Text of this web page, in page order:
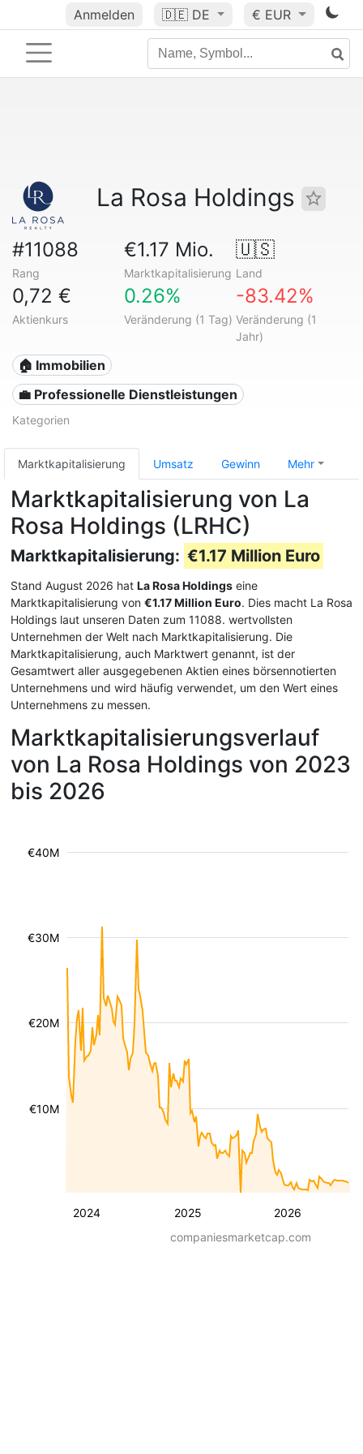
Anmelden 🇩🇪 DE € EUR
La Rosa Holdings
#11088
Rang
€1.17 Mio.
Marktkapitalisierung
🇺🇸
Land
0,72 €
Aktienkurs
0.26%
Veränderung (1 Tag)
-83.42%
Veränderung (1
Jahr)
🏠 Immobilien
💼 Professionelle Dienstleistungen
Kategorien
Marktkapitalisierung Umsatz Gewinn Mehr
Marktkapitalisierung von La
Rosa Holdings (LRHC)
Marktkapitalisierung: €1.17 Million Euro
Stand August 2026 hat La Rosa Holdings eine
Marktkapitalisierung von €1.17 Million Euro. Dies macht La Rosa
Holdings laut unseren Daten zum 11088. wertvollsten
Unternehmen der Welt nach Marktkapitalisierung. Die
Marktkapitalisierung, auch Marktwert genannt, ist der
Gesamtwert aller ausgegebenen Aktien eines börsennotierten
Unternehmens und wird häufig verwendet, um den Wert eines
Unternehmens zu messen.
Marktkapitalisierungsverlauf
von La Rosa Holdings von 2023
bis 2026
2024 2025 2026
€10M
€20M
€30M
€40M
companiesmarketcap.com